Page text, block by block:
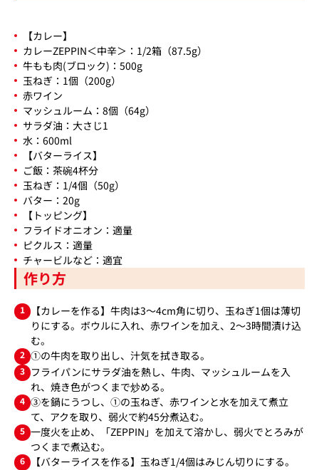
【カレー】
カレーZEPPIN＜中辛＞：1/2箱（87.5g）
牛もも肉(ブロック)：500g
玉ねぎ：1個（200g）
赤ワイン
マッシュルーム：8個（64g）
サラダ油：大さじ1
水：600ml
【バターライス】
ご飯：茶碗4杯分
玉ねぎ：1/4個（50g）
バター：20g
【トッピング】
フライドオニオン：適量
ピクルス：適量
チャービルなど：適宜
作り方
1
【カレーを作る】牛肉は3～4cm角に切り、玉ねぎ1個は薄切
りにする。ボウルに入れ、赤ワインを加え、2～3時間漬け込
む。
2 ①の牛肉を取り出し、汁気を拭き取る。
3 フライパンにサラダ油を熱し、牛肉、マッシュルームを入
れ、焼き色がつくまで炒める。
4 ③を鍋にうつし、①の玉ねぎ、赤ワインと水を加えて煮立
て、アクを取り、弱火で約45分煮込む。
5 一度火を止め、「ZEPPIN」を加えて溶かし、弱火でとろみが
つくまで煮込む。
6 【バターライスを作る】玉ねぎ1/4個はみじん切りにする。